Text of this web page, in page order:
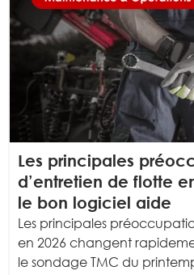
Les principales
d’entretien de flotte
le bon logiciel aide
Les principales
en 2026 changent
le sondage TMC du